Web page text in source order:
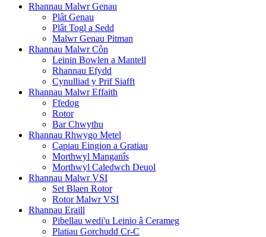
Rhannau Malwr Genau
Plât Genau
Plât Togl a Sedd
Malwr Genau Pitman
Rhannau Malwr Côn
Leinin Bowlen a Mantell
Rhannau Efydd
Cynulliad y Prif Siafft
Rhannau Malwr Effaith
Ffedog
Rotor
Bar Chwythu
Rhannau Rhwygo Metel
Capiau Eingion a Gratiau
Morthwyl Manganîs
Morthwyl Caledwch Deuol
Rhannau Malwr VSI
Set Blaen Rotor
Rotor Malwr VSI
Rhannau Eraill
Pibellau wedi'u Leinio â Cerameg
Platiau Gorchudd Cr-C